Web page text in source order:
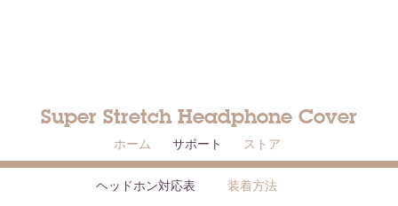
Super Stretch Headphone Cover
ホーム サポート ストア
ヘッドホン対応表 装着方法